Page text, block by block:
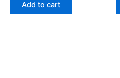
Add to cart